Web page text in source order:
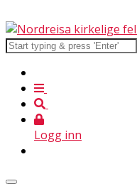
Logg inn